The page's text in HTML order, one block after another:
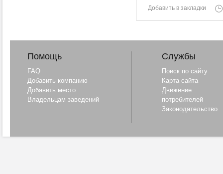
Добавить в закладки
Помощь
FAQ
Добавить компанию
Добавить место
Владельцам заведений
Службы
Поиск по сайту
Карта сайта
Движение
потребителей
Законодательство